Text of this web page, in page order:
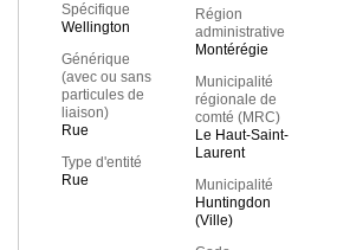
Spécifique
Wellington
Générique
(avec ou sans
particules de
liaison)
Rue
Type d'entité
Rue
Région
administrative
Montérégie
Municipalité
régionale de
comté (MRC)
Le Haut-Saint-
Laurent
Municipalité
Huntingdon
(Ville)